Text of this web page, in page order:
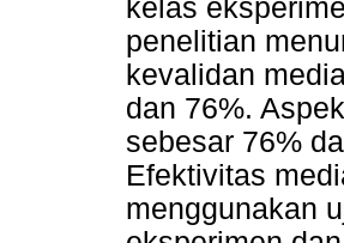
kelas
penelitian
kevalidan
dan 76%.
sebesar 76%
Efektivitas
menggunakan